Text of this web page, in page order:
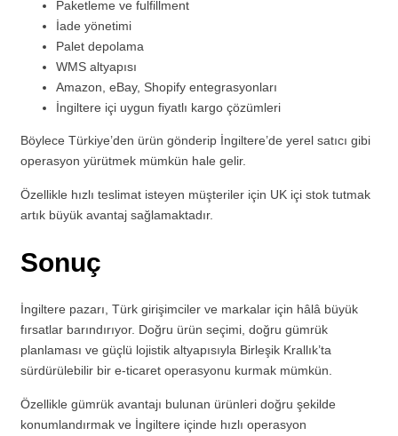
Paketleme ve fulfillment
İade yönetimi
Palet depolama
WMS altyapısı
Amazon, eBay, Shopify entegrasyonları
İngiltere içi uygun fiyatlı kargo çözümleri
Böylece Türkiye’den ürün gönderip İngiltere’de yerel satıcı gibi
operasyon yürütmek mümkün hale gelir.
Özellikle hızlı teslimat isteyen müşteriler için UK içi stok tutmak
artık büyük avantaj sağlamaktadır.
Sonuç
İngiltere pazarı, Türk girişimciler ve markalar için hâlâ büyük
fırsatlar barındırıyor. Doğru ürün seçimi, doğru gümrük
planlaması ve güçlü lojistik altyapısıyla Birleşik Krallık’ta
sürdürülebilir bir e-ticaret operasyonu kurmak mümkün.
Özellikle gümrük avantajı bulunan ürünleri doğru şekilde
konumlandırmak ve İngiltere içinde hızlı operasyon